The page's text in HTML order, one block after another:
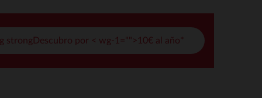
strongDescubro por < wg-1="">10€ al año*